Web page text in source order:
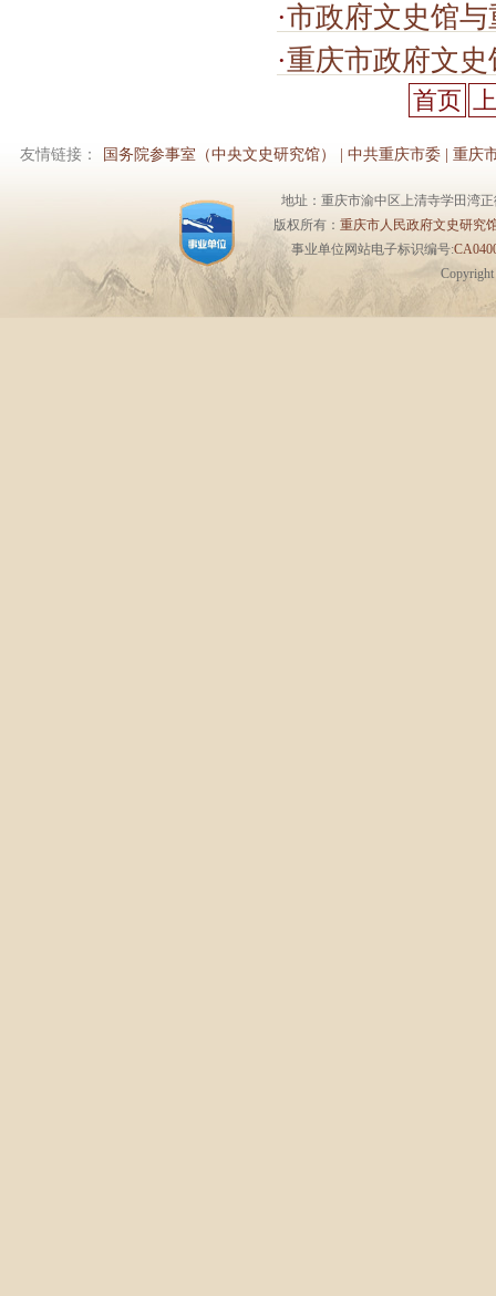
·市政府文史馆与重庆女职中联合
·重庆市政府文
首页
友情链接： 国务院参事室（中央文史研究馆） 中共重庆市委 重庆
地址：重庆市渝中区上清寺学田湾
版权所有： 重庆市人民政府文史研究
事业单位网站电子标识编号: